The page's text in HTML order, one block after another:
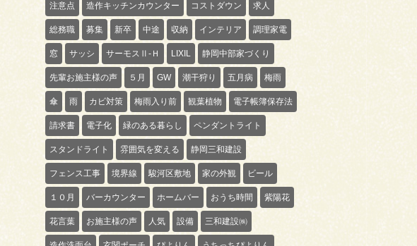
注意点 造作キッチンカウンター コストダウン 求人
総務職 募集 新卒 中途 収納 インテリア 調理家電
窓 サッシ サーモスⅡ-Ｈ LIXIL 静岡中部家づくり
先輩お施主様の声 ５月 GW 潮干狩り 五月病 梅雨
傘 雨 カビ対策 梅雨入り前 観葉植物 電子帳簿保存法
請求書 電子化 緑のある暮らし ペンダントライト
スタンドライト 雰囲気を変える 静岡三和建設
フェンス工事 境界線 駿河区敷地 家の外観 ビール
１０月 バーカウンター ホームバー おうち時間 紫陽花
花言葉 お施主様の声 人気 設備 三和建設㈱